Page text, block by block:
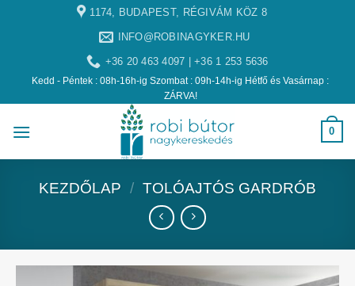
1174, BUDAPEST, RÉGIVÁM KÖZ 8
INFO@ROBINAGYKER.HU
+36 20 463 4097 | +36 1 253 5636
Kedd - Péntek : 08h-16h-ig Szombat : 09h-14h-ig Hétfő és Vasárnap :
ZÁRVA!
0
KEZDŐLAP / TOLÓAJTÓS GARDRÓB